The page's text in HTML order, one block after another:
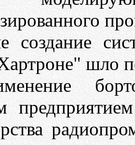
создание
шло